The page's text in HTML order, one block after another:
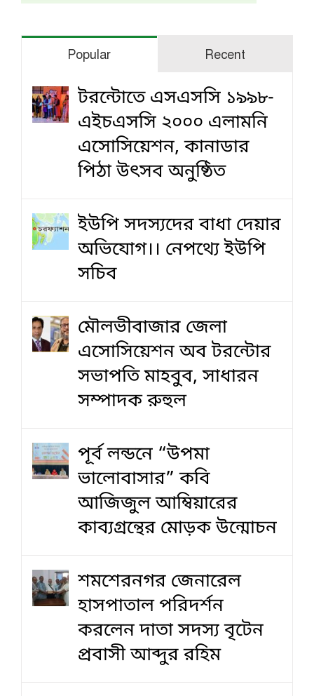
Popular Recent
টরন্টোতে এসএসসি ১৯৯৮-
এইচএসসি ২০০০ এলামনি
এসোসিয়েশন, কানাডার
পিঠা উৎসব অনুষ্ঠিত
ইউপি সদস্যদের বাধা দেয়ার
অভিযোগ।। নেপথ্যে ইউপি
সচিব
মৌলভীবাজার জেলা
এসোসিয়েশন অব টরন্টোর
সভাপতি মাহবুব, সাধারন
সম্পাদক রুহুল
পূর্ব লন্ডনে “উপমা
ভালোবাসার” কবি
আজিজুল আম্বিয়ারের
কাব্যগ্রন্থের মোড়ক উন্মোচন
শমশেরনগর জেনারেল
হাসপাতাল পরিদর্শন
করলেন দাতা সদস্য বৃটেন
প্রবাসী আব্দুর রহিম